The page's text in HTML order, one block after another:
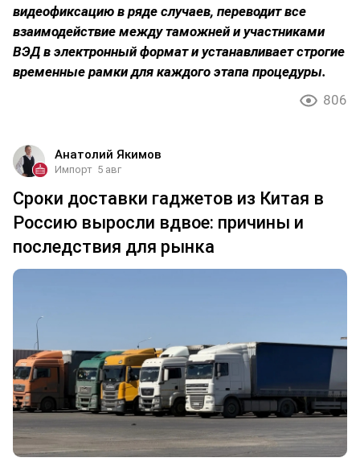
видеофиксацию в ряде случаев, переводит все
взаимодействие между таможней и участниками
ВЭД в электронный формат и устанавливает строгие
временные рамки для каждого этапа процедуры.
806
Анатолий Якимов
Импорт 5 авг
Сроки доставки гаджетов из Китая в
Россию выросли вдвое: причины и
последствия для рынка